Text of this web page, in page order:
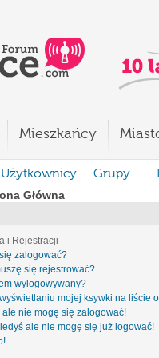
Mieszkańcy
Użytkownicy Grupy
Główna
i Rejestracji
zalogować?
się rejestrować?
wylogowywany?
mojej ksywki na liście
ale nie mogę się zalogować!
ale nie mogę się już logować!